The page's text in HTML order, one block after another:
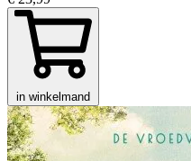
in winkelmand